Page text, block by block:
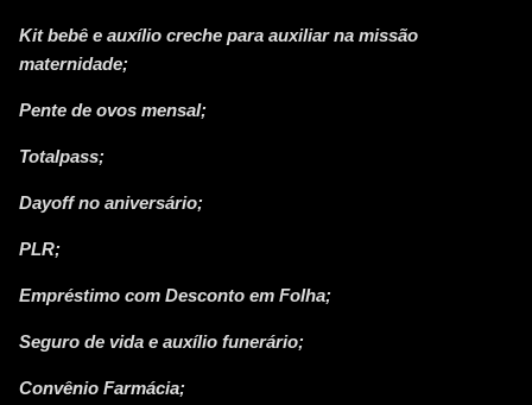
Kit bebê e auxílio creche para auxiliar na missão
maternidade;
Pente de ovos mensal;
Totalpass;
Dayoff no aniversário;
PLR;
Empréstimo com Desconto em Folha;
Seguro de vida e auxílio funerário;
Convênio Farmácia;